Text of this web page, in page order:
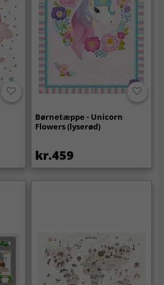
Børnetæppe - Unicorn
Flowers (lyserød)
kr.459